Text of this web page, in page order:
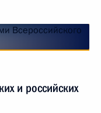
и российских